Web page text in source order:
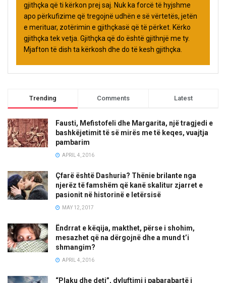
gjithçka që ti kërkon prej saj. Nuk ka forcë të hyjshme
apo përkufizime që tregojnë udhën e së vërtetës, jetën
e merituar, zotërimin e gjithçkasë që të përket. Kërko
gjithçka tek vetja. Gjithçka që do është gjithnjë me ty.
Mjafton të dish ta kërkosh dhe do të kesh gjithçka.
Trending Comments Latest
Fausti, Mefistofeli dhe Margarita, një tragjedi e
bashkëjetimit të së mirës me të keqes, vuajtja
pambarim
APRIL 4, 2016
Çfarë është Dashuria? Thënie brilante nga
njerëz të famshëm që kanë skalitur zjarret e
pasionit në historinë e letërsisë
MAY 12, 2017
Ëndrrat e këqija, makthet, përse i shohim,
mesazhet që na dërgojnë dhe a mund t’i
shmangim?
APRIL 4, 2016
“Plaku dhe deti”, dyluftimi i pabarabartë i